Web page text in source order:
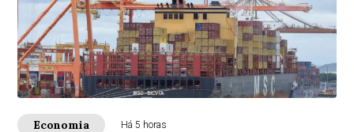
Economia Há 5 horas